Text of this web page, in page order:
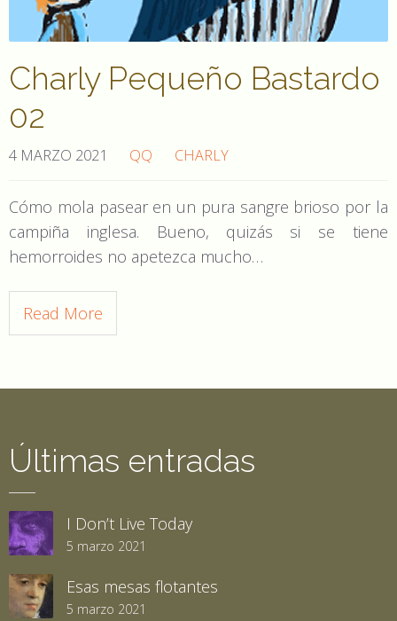
Charly Pequeño Bastardo
02
4 MARZO 2021 QQ CHARLY
Cómo mola pasear en un pura sangre brioso por la
campiña inglesa. Bueno, quizás si se tiene
hemorroides no apetezca mucho…
Read More
Últimas entradas
I Don’t Live Today
5 marzo 2021
Esas mesas flotantes
5 marzo 2021